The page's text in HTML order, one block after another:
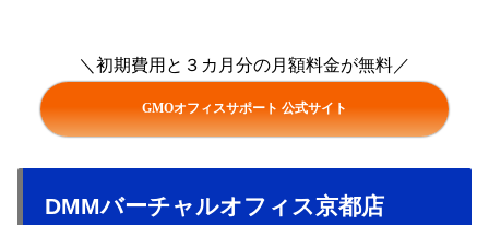
＼初期費用と３カ月分の月額料金が無料／
GMOオフィスサポート 公式サイト
DMMバーチャルオフィス京都店